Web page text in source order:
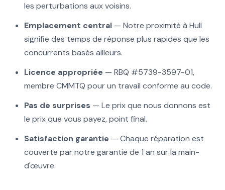
les perturbations aux voisins.
Emplacement central — Notre proximité à Hull
signifie des temps de réponse plus rapides que les
concurrents basés ailleurs.
Licence appropriée — RBQ #5739-3597-01,
membre CMMTQ pour un travail conforme au code.
Pas de surprises — Le prix que nous donnons est
le prix que vous payez, point final.
Satisfaction garantie — Chaque réparation est
couverte par notre garantie de 1 an sur la main-
d'œuvre.